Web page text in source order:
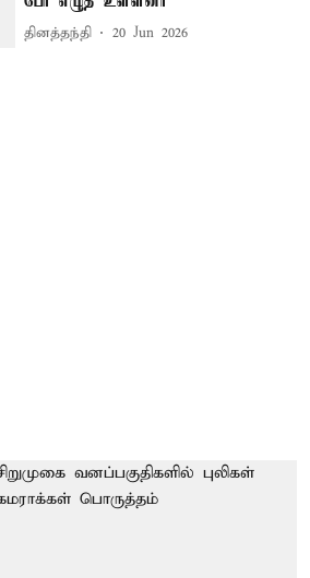
தினத்தந்தி 20 Jun 2026